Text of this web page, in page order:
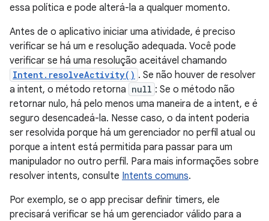
essa política e pode alterá-la a qualquer momento.
Antes de o aplicativo iniciar uma atividade, é preciso
verificar se há um e resolução adequada. Você pode
verificar se há uma resolução aceitável chamando
Intent.resolveActivity() . Se não houver de resolver
a intent, o método retorna null : Se o método não
retornar nulo, há pelo menos uma maneira de a intent, e é
seguro desencadeá-la. Nesse caso, o da intent poderia
ser resolvida porque há um gerenciador no perfil atual ou
porque a intent está permitida para passar para um
manipulador no outro perfil. Para mais informações sobre
resolver intents, consulte Intents comuns.
Por exemplo, se o app precisar definir timers, ele
precisará verificar se há um gerenciador válido para a